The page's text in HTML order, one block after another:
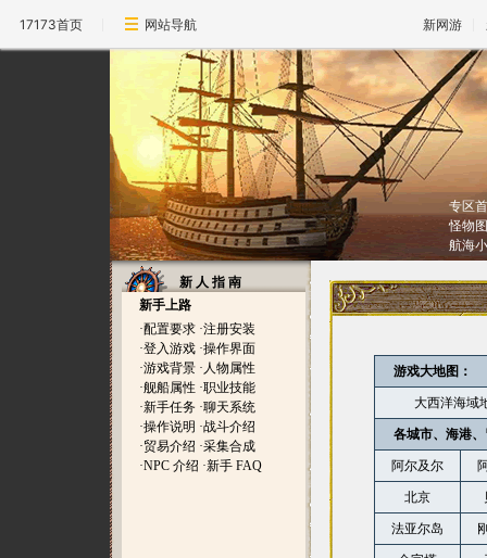
17173首页 网站导航 新网游
专区
怪物
航海
新 人 指 南
新手上路
·配置要求 ·注册安装
·登入游戏 ·操作界面
·游戏背景 · 人物属性
·舰船属性 ·职业技能
·新手任务 ·聊天系统
·操作说明 ·战斗介绍
·贸易介绍 ·采集合成
·NPC 介绍 ·新手 FAQ
游戏大地图：
大西洋海域
各城市、海港
阿尔及尔
北京
法亚尔岛